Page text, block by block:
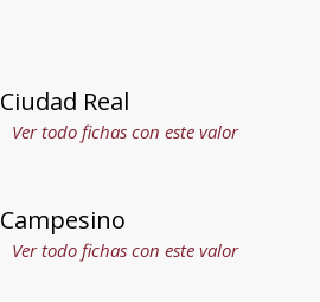
Ciudad Real
Ver todo fichas con este valor
Campesino
Ver todo fichas con este valor